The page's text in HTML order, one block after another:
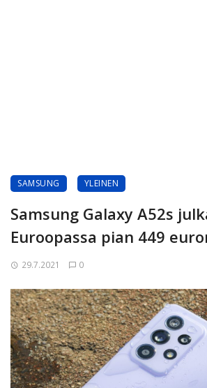
SAMSUNG YLEINEN
Samsung Galaxy A52s
Euroopassa pian 449
29.7.2021 0